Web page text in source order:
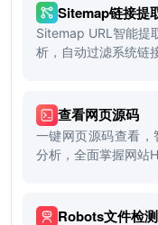
Sitemap链接提
Sitemap URL智能提
析，自动过滤系统链
查看网页源码
一键网页源码查看
分析，全面掌握网站
Robots文件检测